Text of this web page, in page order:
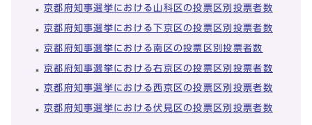
京都府知事選挙における山科区の投票区別投票者数
京都府知事選挙における下京区の投票区別投票者数
京都府知事選挙における南区の投票区別投票者数
京都府知事選挙における右京区の投票区別投票者数
京都府知事選挙における西京区の投票区別投票者数
京都府知事選挙における伏見区の投票区別投票者数